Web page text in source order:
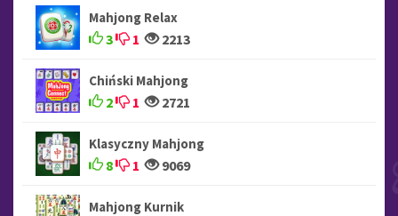
Mahjong Relax
3 1 2213
Chiński Mahjong
2 1 2721
Klasyczny Mahjong
8 1 9069
Mahjong Kurnik